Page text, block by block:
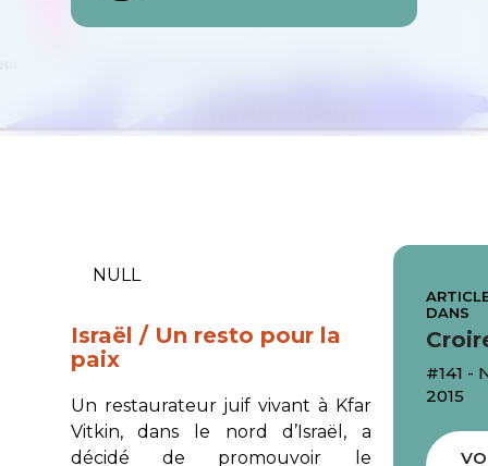
NULL
Israël / Un resto pour la
paix
Un restaurateur juif vivant à Kfar
Vitkin, dans le nord d’Israël, a
décidé de promouvoir le
DANS
#141 -
2015